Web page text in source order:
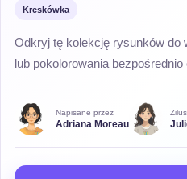
Kreskówka
Odkryj tę kolekcję rysunków do
lub pokolorowania bezpośrednio
Napisane przez
Adriana Moreau